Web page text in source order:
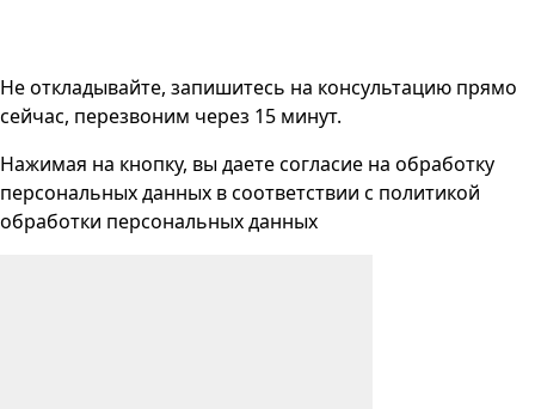
Не откладывайте, запишитесь на консультацию прямо
сейчас, перезвоним через 15 минут.
Нажимая на кнопку, вы даете согласие на обработку
персональных данных в соответствии с политикой
обработки персональных данных